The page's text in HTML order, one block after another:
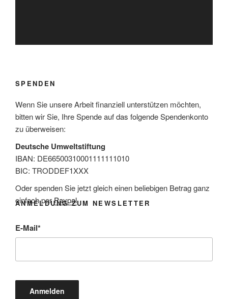
SPENDEN
Wenn Sie unsere Arbeit finanziell unterstützen möchten,
bitten wir Sie, Ihre Spende auf das folgende Spendenkonto
zu überweisen:
Deutsche Umweltstiftung
IBAN: DE66500310001111111010
BIC: TRODDEF1XXX
Oder spenden Sie jetzt gleich einen beliebigen Betrag ganz
einfach perPaypal.
ANMELDUNG ZUM NEWSLETTER
E-Mail*